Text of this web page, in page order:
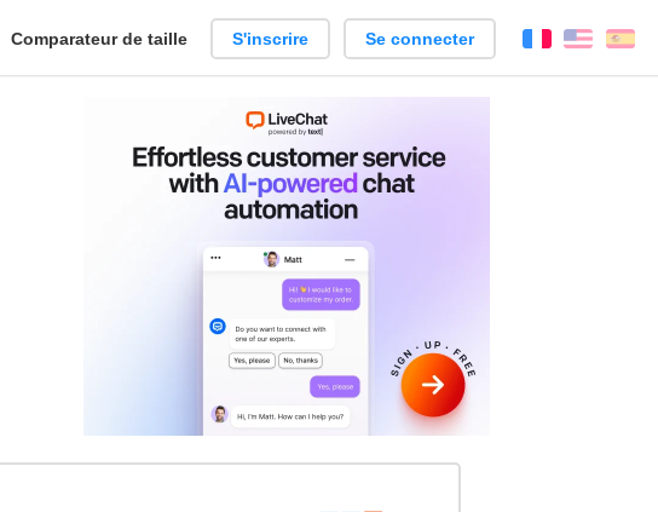
Comparateur de taille S'inscrire Se connecter FrançaisEnglish